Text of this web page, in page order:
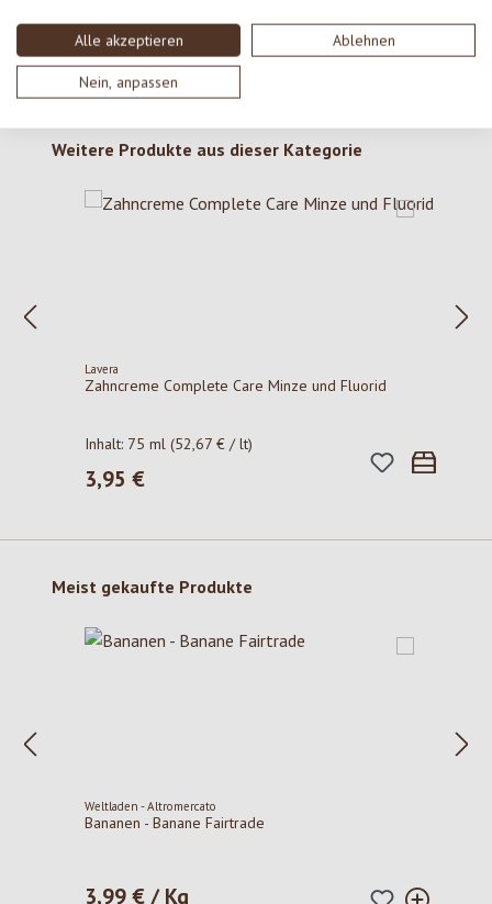
Alle akzeptieren Ablehnen
Nein, anpassen
Produktgalerie überspringen
Weitere Produkte aus dieser Kategorie
Lavera
Zahncreme Complete Care Minze und Fluorid
Inhalt: 75 ml(52,67 € / lt)
Regulärer Preis:
3,95 €
Produktgalerie überspringen
Meist gekaufte Produkte
Weltladen - Altromercato
Bananen - Banane Fairtrade
Regulärer Preis:
3,99 € / Kg